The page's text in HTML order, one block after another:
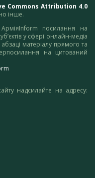
Commons Attribution 4.0
інше.
посилання на
у сфері онлайн-медіа
матеріалу прямого та
на цитований
надсилайте на адресу: